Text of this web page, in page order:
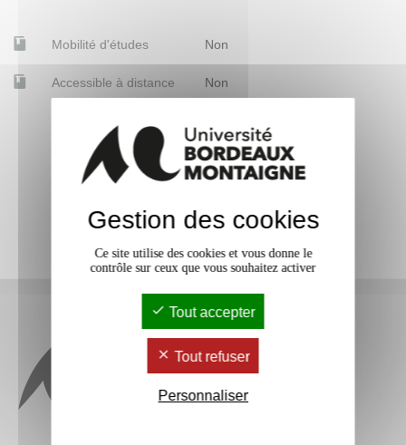
Mobilité d'études Non
Accessible à distance Non
Gestion des cookies
Ce site utilise des cookies et vous donne le
contrôle sur ceux que vous souhaitez activer
Tout accepter
Tout refuser
Personnaliser